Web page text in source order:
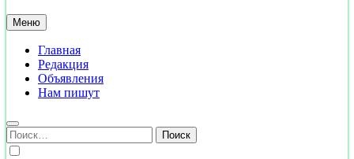
Меню
Главная
Редакция
Объявления
Нам пишут
Найти: